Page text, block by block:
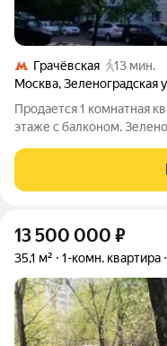
Грачёвская
13 мин.
Москва,Зеленоградская
Продается 1 комнатная
этаже с балконом.
автовокзал
13 500 000 ₽
35,1 м² 1-комн. квартира